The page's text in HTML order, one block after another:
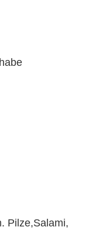
Pilze,Salami,